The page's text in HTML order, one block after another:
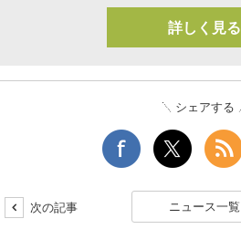
詳しく見る
シェアする
次の記事 ニュース一覧